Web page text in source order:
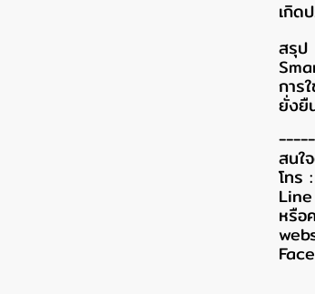
เกิด
สรุป
การ
ยั่งยื
สนใ
โทร
หรือ